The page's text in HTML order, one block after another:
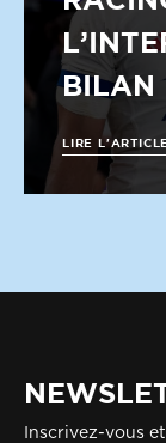
BILAN
LIRE
Inscrivez-vous